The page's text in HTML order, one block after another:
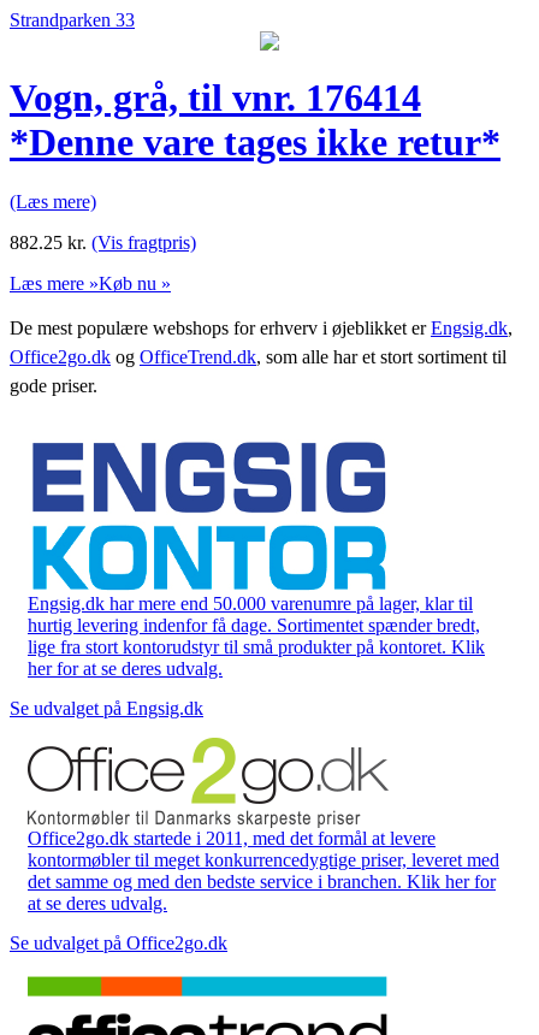
Strandparken 33
Vogn, grå, til vnr. 176414
*Denne vare tages ikke retur*
(Læs mere)
882.25 kr. (Vis fragtpris)
Læs mere »Køb nu »
De mest populære webshops for erhverv i øjeblikket erEngsig.dk,
Office2go.dk og OfficeTrend.dk, som alle har et stort sortiment til
gode priser.
Engsig.dk har mere end 50.000 varenumre på lager, klar til
hurtig levering indenfor få dage. Sortimentet spænder bredt,
lige fra stort kontorudstyr til små produkter på kontoret. Klik
her for at se deres udvalg.
Se udvalget på Engsig.dk
Office2go.dk startede i 2011, med det formål at levere
kontormøbler til meget konkurrencedygtige priser, leveret med
det samme og med den bedste service i branchen. Klik her for
at se deres udvalg.
Se udvalget på Office2go.dk